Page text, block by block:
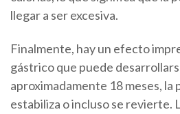
llegar a ser excesiva.
Finalmente, hay un efecto
gástrico que puede
aproximadamente 18 meses, la
estabiliza o incluso se revierte.